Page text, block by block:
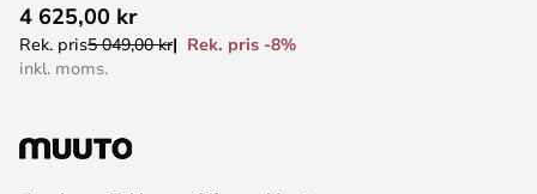
till
början
4 625,00 kr
Rek. pris5 049,00 kr
Rek. pris -8%
inkl. moms.